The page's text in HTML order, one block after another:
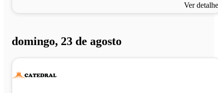
Ver
domingo, 23 de agosto